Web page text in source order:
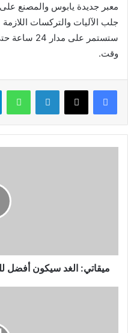
معبر جديدة يابوس والمصنع على
جلب الآليات والتركسات
ستستمر على
وقت‏.
لينكدإن واتساب
ميقاتي: الغد سيكون أفضل